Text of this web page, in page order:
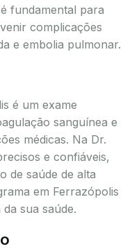
fundamental para
complicações
e embolia pulmonar.
é um exame
sanguínea e
médicas. Na Dr.
e confiáveis,
de saúde de alta
em Ferrazópolis
sua saúde.